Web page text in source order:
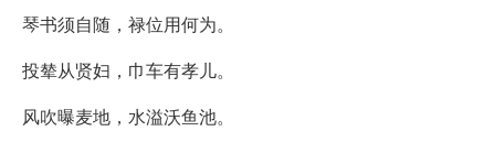
琴书须自随，禄位用何为。
投辇从贤妇，巾车有孝儿。
风吹曝麦地，水溢沃鱼池。